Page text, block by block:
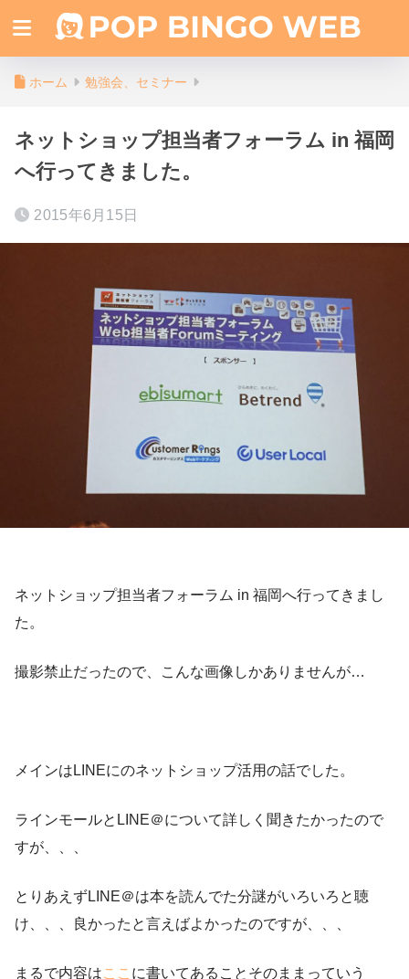
ホーム 勉強会、セミナー
ネットショップ担当者フォーラム in 福岡
へ行ってきました。
2015年6月15日
ネットショップ担当者フォーラム in 福岡へ行ってきまし
た。
撮影禁止だったので、こんな画像しかありませんが…
メインはLINEにのネットショップ活用の話でした。
ラインモールとLINE＠について詳しく聞きたかったので
すが、、、
とりあえずLINE＠は本を読んでた分謎がいろいろと聴
け、、、良かったと言えばよかったのですが、、、
まるで内容はここ に書いてあることそのままっていう